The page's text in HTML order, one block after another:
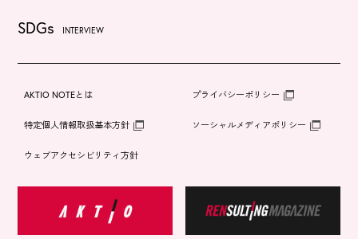
SDGs INTERVIEW
AKTIO NOTEとは プライバシーポリシー
特定個人情報取扱基本方針 ソーシャルメディアポリシー
ウェブアクセシビリティ方針